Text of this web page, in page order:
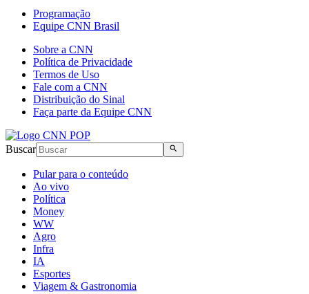
Programação
Equipe CNN Brasil
Sobre a CNN
Política de Privacidade
Termos de Uso
Fale com a CNN
Distribuição do Sinal
Faça parte da Equipe CNN
Buscar
Pular para o conteúdo
Ao vivo
Política
Money
WW
Agro
Infra
IA
Esportes
Viagem & Gastronomia